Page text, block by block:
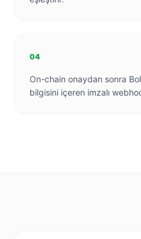
04
On-chain onaydan sonra
bilgisini içeren imzalı